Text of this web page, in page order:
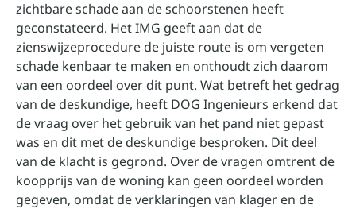
zichtbare schade aan de schoorstenen heeft
geconstateerd. Het IMG geeft aan dat de
zienswijzeprocedure de juiste route is om vergeten
schade kenbaar te maken en onthoudt zich daarom
van een oordeel over dit punt. Wat betreft het gedrag
van de deskundige, heeft DOG Ingenieurs erkend dat
de vraag over het gebruik van het pand niet gepast
was en dit met de deskundige besproken. Dit deel
van de klacht is gegrond. Over de vragen omtrent de
koopprijs van de woning kan geen oordeel worden
gegeven, omdat de verklaringen van klager en de